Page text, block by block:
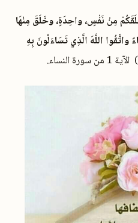
مِنْ نَفْسٍ، واحِدَةٍ، وخَلَقَ مِنْهَا
واتَّقُوا اللَّهَ الَّذِي تَسَاءَلُونَ بِهِ
1 من سورة النساء.